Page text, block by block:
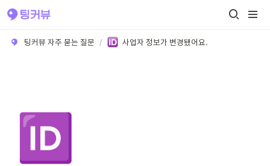
팅커뷰 자주 묻는 질문 / 사업자 정보가 변경됐어요.
🆔